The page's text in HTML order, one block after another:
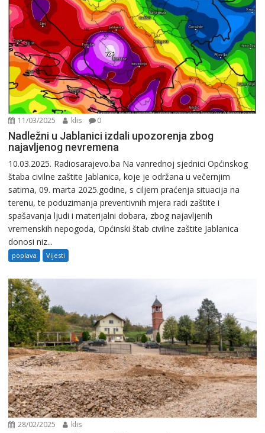
11/03/2025 klis 0
Nadležni u Jablanici izdali upozorenja zbog
najavljenog nevremena
10.03.2025. Radiosarajevo.ba Na vanrednoj sjednici Općinskog
štaba civilne zaštite Jablanica, koje je održana u večernjim
satima, 09. marta 2025.godine, s ciljem praćenja situacija na
terenu, te poduzimanja preventivnih mjera radi zaštite i
spašavanja ljudi i materijalni dobara, zbog najavljenih
vremenskih nepogoda, Općinski štab civilne zaštite Jablanica
donosi niz...
poplava Vijesti
28/02/2025 klis